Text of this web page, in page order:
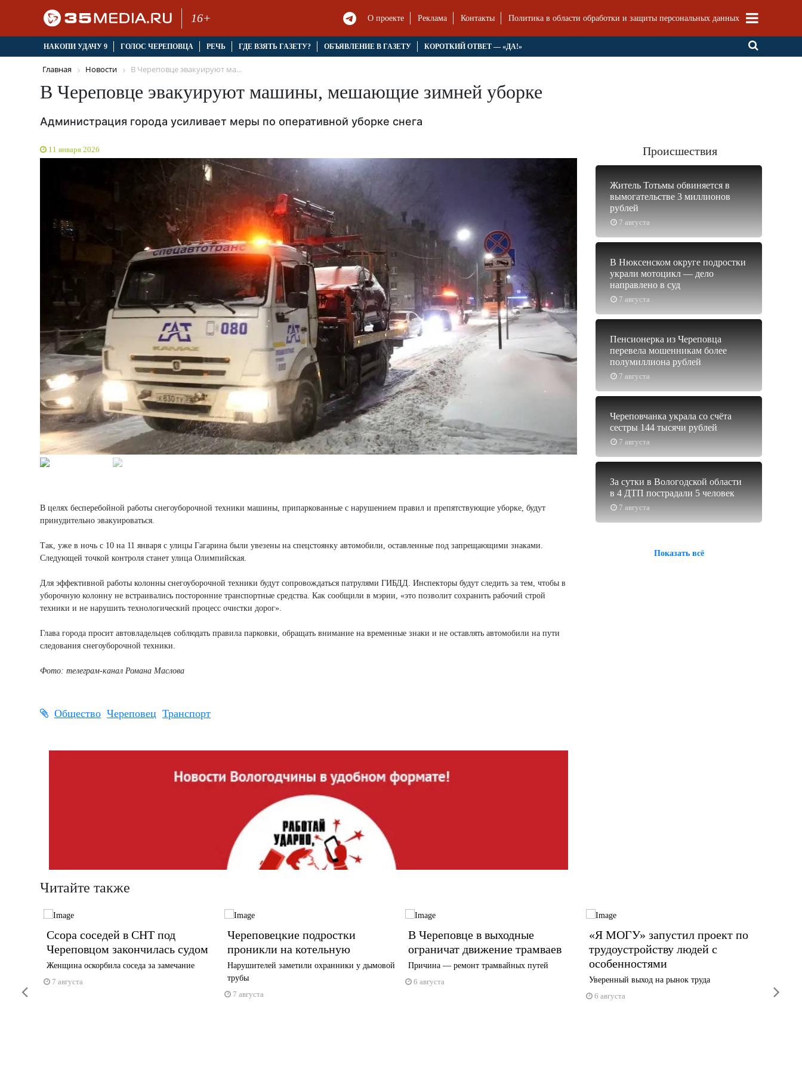
16+ О проекте Реклама Контакты Политика в области обработки и защиты персональных данных
НАКОПИ УДАЧУ 9 ГОЛОС ЧЕРЕПОВЦА РЕЧЬ ГДЕ ВЗЯТЬ ГАЗЕТУ? ОБЪЯВЛЕНИЕ В ГАЗЕТУ КОРОТКИЙ ОТВЕТ — «ДА!»
Главная Новости В Череповце эвакуируют ма...
В Череповце эвакуируют машины, мешающие зимней уборке
Администрация города усиливает меры по оперативной уборке снега
11 января 2026
В целях бесперебойной работы снегоуборочной техники машины, припаркованные с нарушением правил и препятствующие уборке, будут
принудительно эвакуироваться.
Так, уже в ночь с 10 на 11 января с улицы Гагарина были увезены на спецстоянку автомобили, оставленные под запрещающими знаками.
Следующей точкой контроля станет улица Олимпийская.
Для эффективной работы колонны снегоуборочной техники будут сопровождаться патрулями ГИБДД. Инспекторы будут следить за тем, чтобы в
уборочную колонну не встраивались посторонние транспортные средства. Как сообщили в мэрии, «это позволит сохранить рабочий строй
техники и не нарушить технологический процесс очистки дорог».
Глава города просит автовладельцев соблюдать правила парковки, обращать внимание на временные знаки и не оставлять автомобили на пути
следования снегоуборочной техники.
Фото: телеграм-канал Романа Маслова
Общество Череповец Транспорт
Происшествия
7 августа
Житель Тотьмы обвиняется в
вымогательстве 3 миллионов
рублей
7 августа
В Нюксенском округе подростки
украли мотоцикл — дело
направлено в суд
7 августа
Пенсионерка из Череповца
перевела мошенникам более
полумиллиона рублей
7 августа
Череповчанка украла со счёта
сестры 144 тысячи рублей
7 августа
За сутки в Вологодской области
в 4 ДТП пострадали 5 человек
Показать всё
Читайте также
Ссора соседей в СНТ под
Череповцом закончилась судом
Женщина оскорбила соседа за замечание
7 августа
Череповецкие подростки
проникли на котельную
Нарушителей заметили охранники у дымовой
трубы
7 августа
В Череповце в выходные
ограничат движение трамваев
Причина — ремонт трамвайных путей
6 августа
«Я МОГУ» запустил проект по
трудоустройству людей с
особенностями
Уверенный выход на рынок труда
6 августа